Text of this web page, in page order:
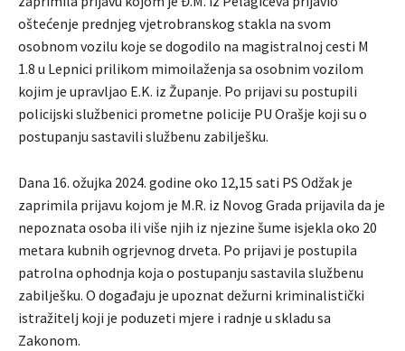
oštećenje prednjeg vjetrobranskog stakla na svom
osobnom vozilu koje se dogodilo na magistralnoj cesti M
1.8 u Lepnici prilikom mimoilaženja sa osobnim vozilom
kojim je upravljao E.K. iz Županje. Po prijavi su postupili
policijski službenici prometne policije PU Orašje koji su o
postupanju sastavili službenu zabilješku.
Dana 16. ožujka 2024. godine oko 12,15 sati PS Odžak je
zaprimila prijavu kojom je M.R. iz Novog Grada prijavila da je
nepoznata osoba ili više njih iz njezine šume isjekla oko 20
metara kubnih ogrjevnog drveta. Po prijavi je postupila
patrolna ophodnja koja o postupanju sastavila službenu
zabilješku. O događaju je upoznat dežurni kriminalistički
istražitelj koji je poduzeti mjere i radnje u skladu sa
Zakonom.